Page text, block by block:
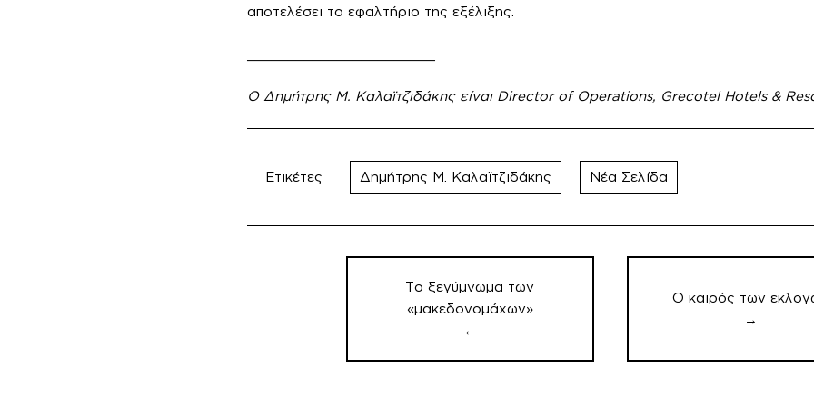
αποτελέσει το εφαλτήριο της εξέλιξης.
Ο Δημήτρης Μ. Καλαϊτζιδάκης είναι Director of Operations, Grecotel Hotels &
Ετικέτες Δημήτρης Μ. Καλαϊτζιδάκης Νέα Σελίδα
Πλοήγηση
Το ξεγύμνωμα των
«μακεδονομάχων»
←
Ο καιρός των
→